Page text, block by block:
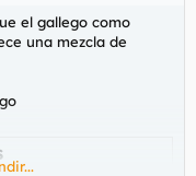
el gallego como
una mezcla de